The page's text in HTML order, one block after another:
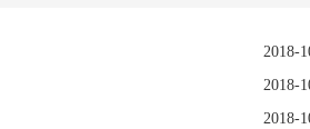
2018-
2018-
2018-